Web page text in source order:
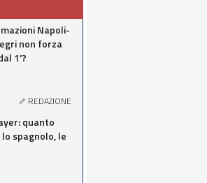
Napoli-
non forza
1'?
REDAZIONE
quanto
spagnolo, le